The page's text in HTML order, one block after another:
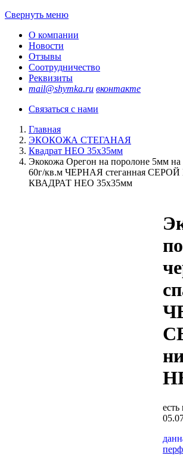
Свернуть меню
О компании
Новости
Отзывы
Соотрудничество
Реквизиты
mail@shymka.ru вконтакте
Связаться с нами
Главная
ЭКОКОЖА СТЕГАНАЯ
Квадрат НЕО 35х35мм
Экокожа Орегон на поролоне 5мм на
60г/кв.м ЧЕРНАЯ стеганная СЕРОЙ
КВАДРАТ НЕО 35х35мм
есть